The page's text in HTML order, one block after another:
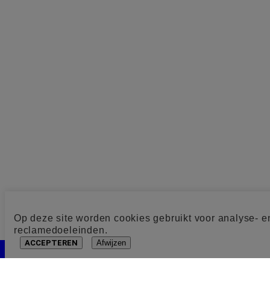
Op deze site worden cookies gebruikt voor analyse-
reclamedoeleinden.
ACCEPTEREN Afwijzen
Cookie toestemming